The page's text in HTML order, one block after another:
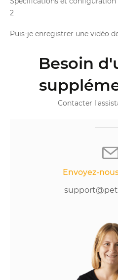
2
Puis-je enregistrer une vidéo
Besoin
Contacter
Envoyez-